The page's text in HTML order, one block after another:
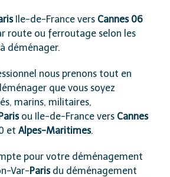
Ile-de-France vers Cannes 06
route ou ferroutage selon les
déménager.
nous prenons tout en
que vous soyez
marins, militaires,
ou Ile-de-France vers Cannes
etAlpes-Maritimes.
pour votre déménagement
Var-Parisdu déménagement